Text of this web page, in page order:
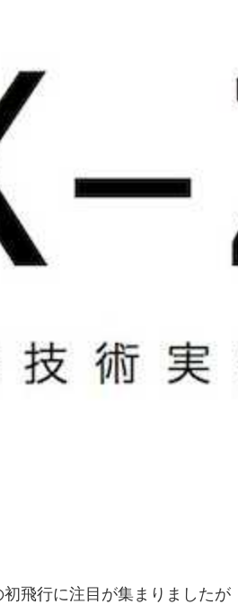
飛行に注目が集まりましたが